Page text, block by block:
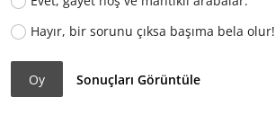
Hayır, bir sorunu çıksa başıma bela olur!
Oy Sonuçları Görüntüle